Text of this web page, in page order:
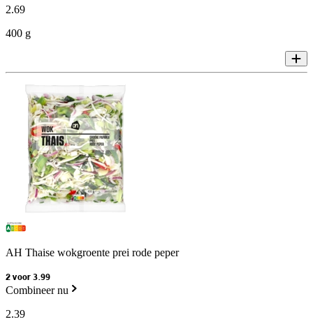
2.69
400 g
AH Thaise wokgroente prei rode peper
2 voor 3.99
Combineer nu
2.39